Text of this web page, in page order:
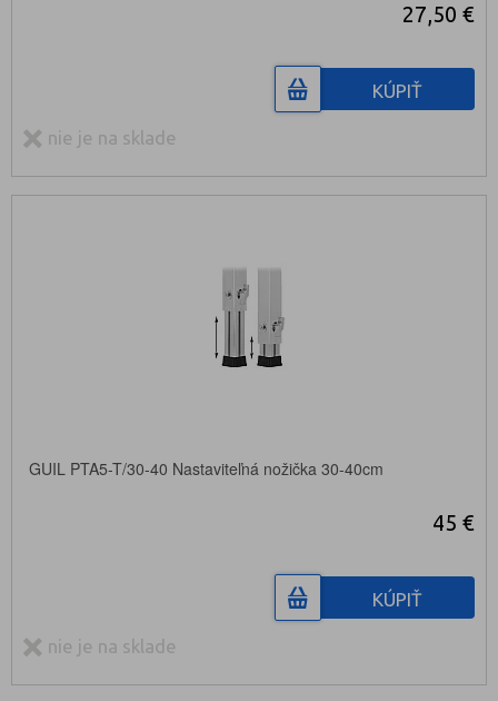
27,50 €
KÚPIŤ
nie je na sklade
GUIL PTA5-T/30-40 Nastaviteľná nožička 30-40cm
45 €
KÚPIŤ
nie je na sklade